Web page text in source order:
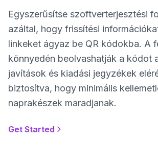
Egyszerűsítse szoftverterjesztési
azáltal, hogy frissítési
linkeket ágyaz be QR kódokba. A
könnyedén beolvashatják a kódot
javítások és kiadási jegyzékek
biztosítva, hogy minimális
naprakészek maradjanak.
Get Started